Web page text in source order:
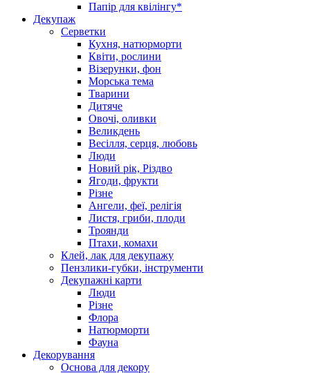
Папір для квілінгу*
Декупаж
Серветки
Кухня, натюрморти
Квіти, рослини
Візерунки, фон
Морська тема
Тварини
Дитяче
Овочі, оливки
Великдень
Весілля, серця, любовь
Люди
Новий рік, Різдво
Ягоди, фрукти
Різне
Ангели, феї, релігія
Листя, гриби, плоди
Троянди
Птахи, комахи
Клей, лак для декупажу
Пензлики-губки, інструменти
Декупажні карти
Люди
Різне
Флора
Натюрморти
Фауна
Декорування
Основа для декору